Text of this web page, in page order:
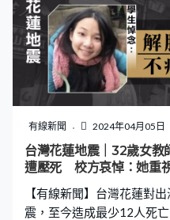
呢，我們會陸陸續續利用空
寶小學有60多名師生被困
指，政府會全力協助，如果
物資。 在九曲洞，9名失
返回山下的搜救中心。獲
呢，我以為是炸彈，然後
掉，就坐這邊一直祈禱一
震後已成危樓，居民要撤
花掉落，牆上出現裂縫。
險。」 地震影響陸路交通
有線新聞 2024年04月05日
台灣花蓮地震｜32歲女
遭壓死 校方哀悼：她重
【有線新聞】台灣花蓮對
震，至今造成最少12人死